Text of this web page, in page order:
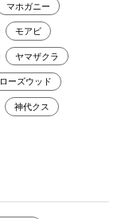
マホガニー
モアビ
ヤマザクラ
ローズウッド
神代クス